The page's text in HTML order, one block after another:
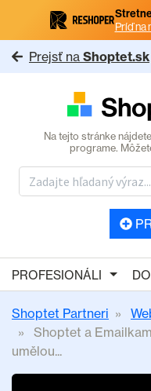
Príď na
Prejsť na Shoptet.sk
Na tejto stránke
programe.
PROFESIONÁLI
Shoptet Partneri
Shoptet a
umělou...